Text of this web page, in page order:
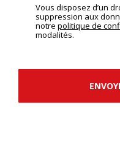
Vous disposez d’un
suppression aux
notrepolitique de
modalités.